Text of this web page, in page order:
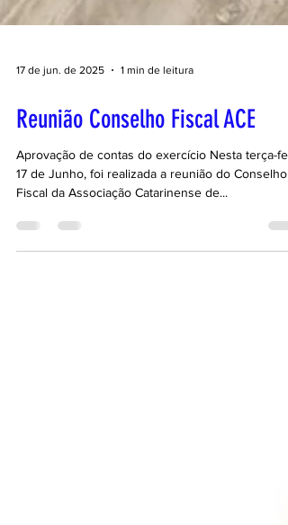
Reunião Conselho Fiscal ACE
Aprovação de contas do exercício Nesta terça-
17 de Junho, foi realizada a reunião do Conselho